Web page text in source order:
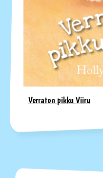
Verraton pikku Viiru